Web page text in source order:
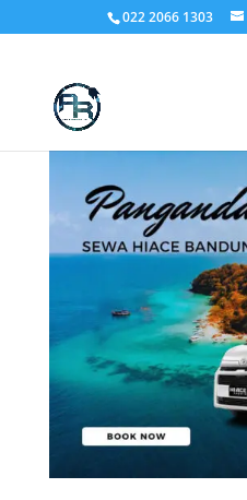
022 2066 1303